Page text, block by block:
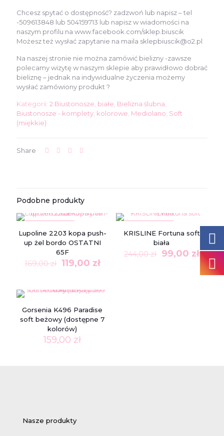
Chcesz spytać o dostępność? zadzwoń lub napisz – tel
-509613848 lub 504159713 lub napisz w wiadomości na
naszym profilu na www.facebook.com/sklep.biuscik
Możesz też wysłać zapytanie na maila sklepbiuscik@o2.pl
Na naszej stronie nie można zamówić bielizny -zawsze
polecamy wizytę w naszym sklepie aby prawidłowo dobrać
bieliznę – jednak na indywidualne życzenia możemy
wysłać zamówiony produkt ?
Kategorii: 2 Biustonosze białe Bielizna ślubna
Biustonosze - komplety kolorowe Mediolano Soft
(miękkie)
Share
Podobne produkty
Lupoline 2203 kopa push-
up żel bordo OSTATNI
65F
169,00zł Pierwotna
169,00 zł.
119,00 złAktualna
119,00 zł.
KRISLINE Fortuna soft
biała
244,00zł
Pierwotna
wynosiła:
99,00 zł
cena
Gorsenia K496 Paradise
soft beżowy (dostępne 7
kolorów)
159,00 zł
Nasze produkty